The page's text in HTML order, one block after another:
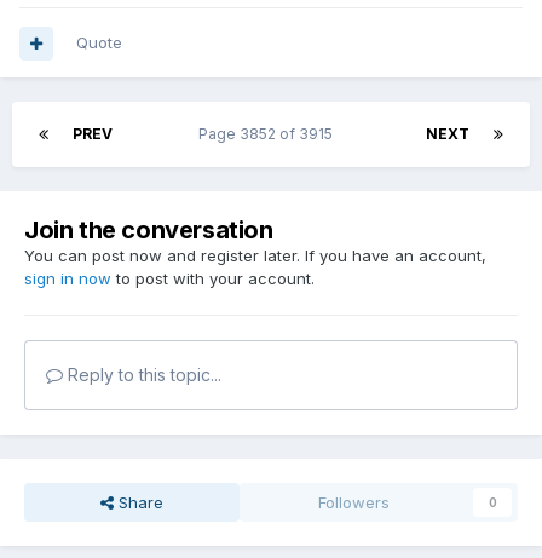
Quote
PREV NEXT
Page 3852 of 3915
Join the conversation
You can post now and register later. If you have an account,
sign in now to post with your account.
Reply to this topic...
Share Followers 0